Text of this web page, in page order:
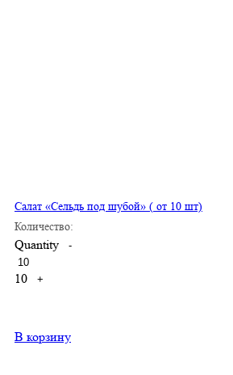
Салат «Сельдь под шубой» ( от 10 шт)
Количество:
Quantity -
10 +
В корзину